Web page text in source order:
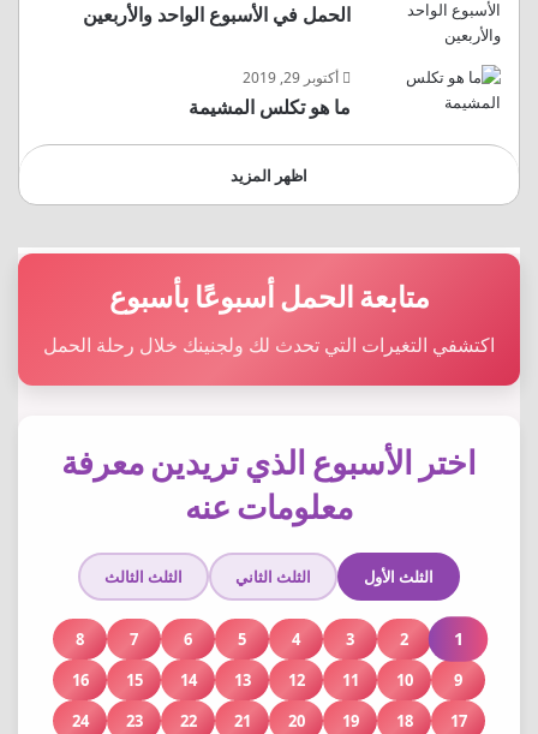
الحمل في الأسبوع الواحد والأربعين
أكتوبر 29, 2019
ما هو تكلس المشيمة
اظهر المزيد
متابعة الحمل أسبوعًا بأسبوع
اكتشفي التغيرات التي تحدث لك ولجنينك خلال رحلة الحمل
اختر الأسبوع الذي تريدين معرفة
معلومات عنه
الثلث الأول الثلث الثاني الثلث الثالث
1
2
3
4
5
6
7
8
9
10
11
12
13
14
15
16
17
18
19
20
21
22
23
24